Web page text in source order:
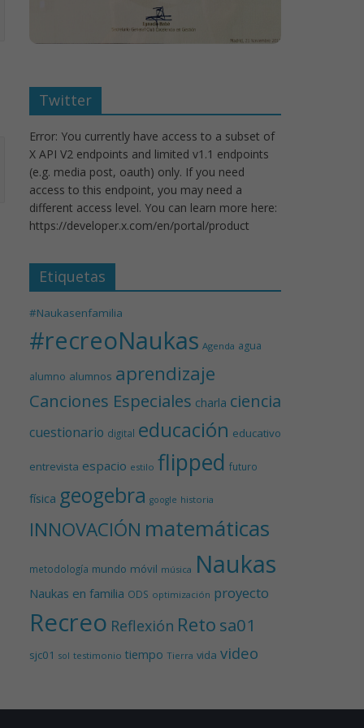
Twitter
Error: You currently have access to a subset of
X API V2 endpoints and limited v1.1 endpoints
(e.g. media post, oauth) only. If you need
access to this endpoint, you may need a
different access level. You can learn more here:
https://developer.x.com/en/portal/product
Etiquetas
#Naukasenfamilia
#recreoNaukas Agenda agua
alumno alumnos aprendizaje
Canciones Especiales charla ciencia
cuestionario digital educación educativo
entrevista espacio estilo flipped futuro
física geogebra google historia
INNOVACIÓN matemáticas
metodología mundo móvil música Naukas
Naukas en familia ODS optimización proyecto
Recreo Reflexión Reto sa01
sjc01 sol testimonio tiempo Tierra vida video